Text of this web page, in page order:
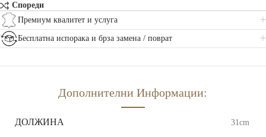
Спореди
Премиум квалитет и услуга
Бесплатна испорака и брза замена / поврат
Дополнителни Информации:
ДОЛЖИНА 31cm